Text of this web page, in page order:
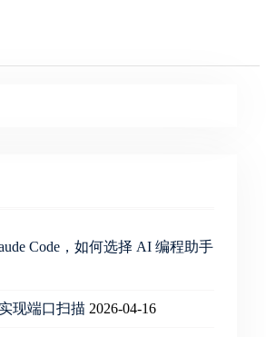
Code，如何选择 AI 编程助手
现端口扫描 2026-04-16